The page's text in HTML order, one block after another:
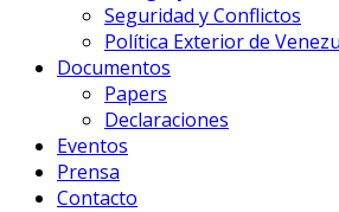
Seguridad y Conflictos
Política Exterior de
Documentos
Papers
Declaraciones
Eventos
Prensa
Contacto